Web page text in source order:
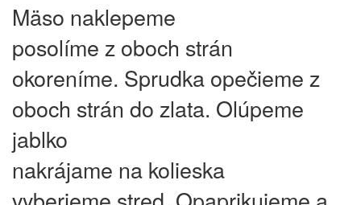
Mäso naklepeme
posolíme z oboch strán
okoreníme. Sprudka opečieme z
oboch strán do zlata. Olúpeme
jablko
nakrájame na kolieska